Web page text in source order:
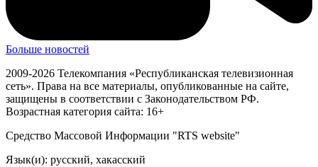
Больше новостей
2009-2026 Телекомпания «Республиканская телевизионная
сеть». Права на все материалы, опубликованные на сайте,
защищены в соответствии с Законодательством РФ.
Возрастная категория сайта: 16+
Средство Массовой Информации "RTS website"
Язык(и): русский, хакасский